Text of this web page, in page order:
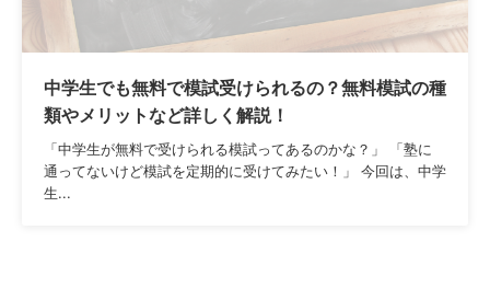
中学生でも無料で模試受けられるの？無料模試の種
類やメリットなど詳しく解説！
「中学生が無料で受けられる模試ってあるのかな？」 「塾に
通ってないけど模試を定期的に受けてみたい！」 今回は、中学
生...